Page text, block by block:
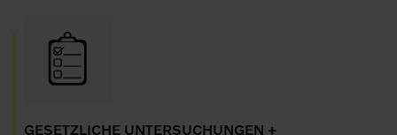
GESETZLICHE UNTERSUCHUNGEN +